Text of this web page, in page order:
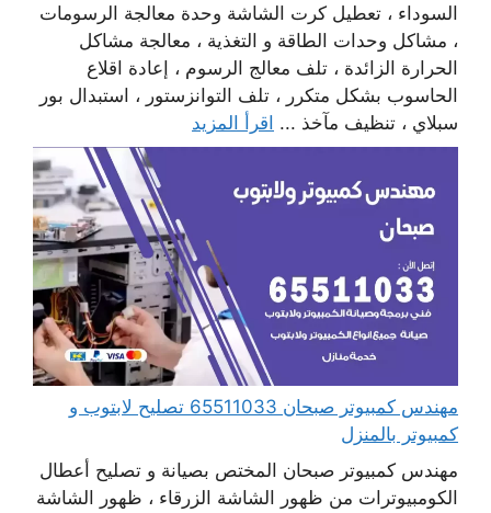
السوداء ، تعطيل كرت الشاشة وحدة معالجة الرسومات
، مشاكل وحدات الطاقة و التغذية ، معالجة مشاكل
الحرارة الزائدة ، تلف معالج الرسوم ، إعادة اقلاع
الحاسوب بشكل متكرر ، تلف التوانزستور ، استبدال بور
سبلاي ، تنظيف مآخذ ... اقرأ المزيد
مهندس كمبيوتر صبحان 65511033 تصليح لابتوب و
كمبيوتر بالمنزل
مهندس كمبيوتر صبحان المختص بصيانة و تصليح أعطال
الكومبيوترات من ظهور الشاشة الزرقاء ، ظهور الشاشة